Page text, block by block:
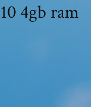
4gb ram